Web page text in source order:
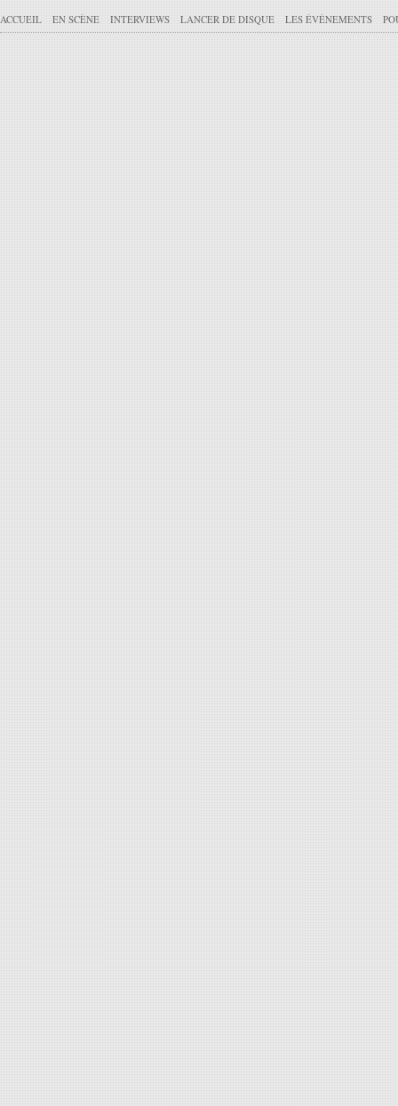
ACCUEIL EN SCÈNE INTERVIEWS LANCER DE DISQUE LES ÉVÉNEMENTS